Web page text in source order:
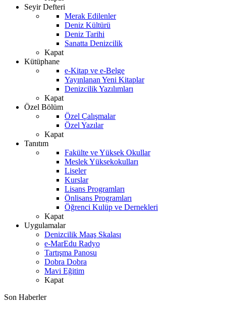
Seyir Defteri
Merak Edilenler
Deniz Kültürü
Deniz Tarihi
Sanatta Denizcilik
Kapat
Kütüphane
e-Kitap ve e-Belge
Yayınlanan Yeni Kitaplar
Denizcilik Yazılımları
Kapat
Özel Bölüm
Özel Çalışmalar
Özel Yazılar
Kapat
Tanıtım
Fakülte ve Yüksek Okullar
Meslek Yüksekokulları
Liseler
Kurslar
Lisans Programları
Önlisans Programları
Öğrenci Kulüp ve Dernekleri
Kapat
Uygulamalar
Denizcilik Maaş Skalası
e-MarEdu Radyo
Tartışma Panosu
Dobra Dobra
Mavi Eğitim
Kapat
Son Haberler